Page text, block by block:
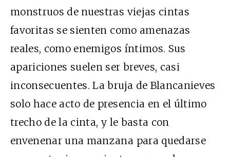
monstruos de nuestras viejas cintas
favoritas se sienten como amenazas
reales, como enemigos íntimos. Sus
apariciones suelen ser breves, casi
inconsecuentes. La bruja de Blancanieves
solo hace acto de presencia en el último
trecho de la cinta, y le basta con
envenenar una manzana para quedarse